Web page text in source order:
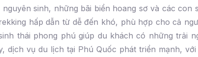
sinh, những bãi biển hoang sơ và các con
hấp dẫn từ dễ đến khó, phù hợp cho cả
thái phong phú giúp du khách có những trải
dịch vụ du lịch tại Phú Quốc phát triển mạnh,